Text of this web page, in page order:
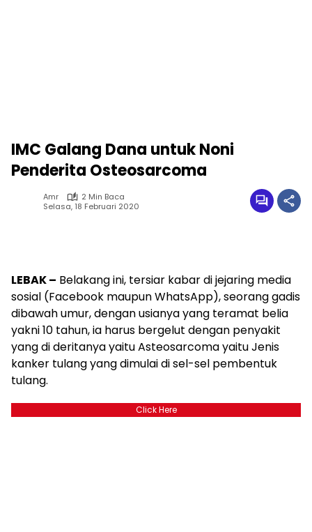
IMC Galang Dana untuk Noni
Penderita Osteosarcoma
Amr
2 Min Baca
Selasa, 18 Februari 2020
LEBAK – Belakang ini, tersiar kabar di jejaring media
sosial (Facebook maupun WhatsApp), seorang gadis
dibawah umur, dengan usianya yang teramat belia
yakni 10 tahun, ia harus bergelut dengan penyakit
yang di deritanya yaitu Asteosarcoma yaitu Jenis
kanker tulang yang dimulai di sel-sel pembentuk
tulang.
Click Here